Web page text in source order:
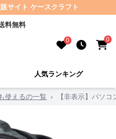
サイト ケースクラフト
料無料
0 0
人気ランキング
使えるの一覧 › 【非表示】パソ